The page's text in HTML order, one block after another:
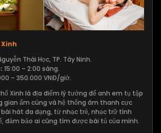
Xinh
Thái Học, TP. Tây Ninh.
15:00 – 2:00 sáng.
– 350.000 VNĐ/giờ.
Xinh là địa điểm lý tưởng để anh em tụ tập
gian ấm cúng và hệ thống âm thanh cực
hát đa dạng, từ nhạc trẻ, nhạc trữ tình
đảm bảo ai cũng tìm được bài tủ của mình.